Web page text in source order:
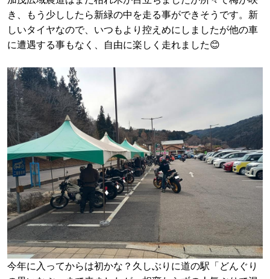
き、もう少ししたら新緑の中を走る事ができそうです。新
しいタイヤなので、いつもより控えめにしましたが他の車
に遭遇する事もなく、自由に楽しく走れました😊
今年に入ってからは初かな？久しぶりに道の駅「どんぐり